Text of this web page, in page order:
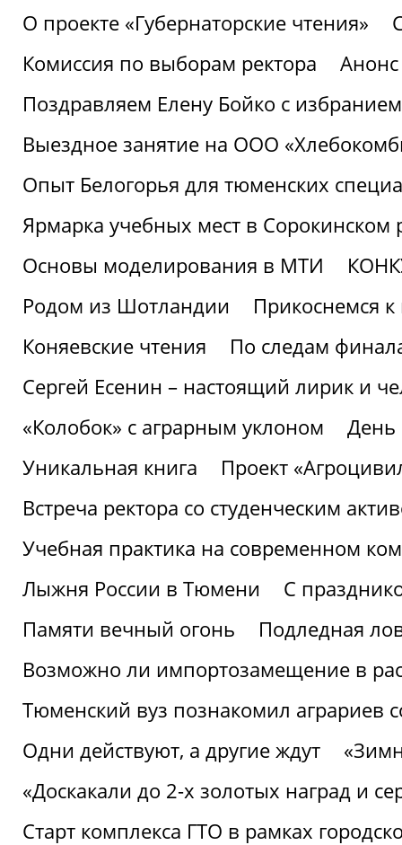
О проекте «Губернаторские чтения»
Комиссия по выборам ректора
Поздравляем Елену Бойко с
Выездное занятие на ООО
Опыт Белогорья для тюменских
Ярмарка учебных мест в Сорокинском
Основы моделирования в МТИ
Родом из Шотландии
Прикоснемся
Коняевские чтения
По следам
Сергей Есенин – настоящий лирик и
«Колобок» с аграрным уклоном
День
Уникальная книга
Проект
Встреча ректора со студенческим
Учебная практика на современном
Лыжня России в Тюмени
С
Памяти вечный огонь
Подледная
Возможно ли импортозамещение в
Тюменский вуз познакомил аграриев
Одни действуют, а другие ждут
«Доскакали до 2-х золотых наград и
Старт комплекса ГТО в рамках